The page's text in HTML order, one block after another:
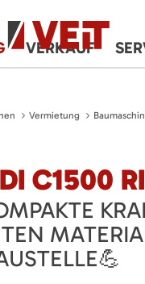
VERKAUF
Vermietung
C1500